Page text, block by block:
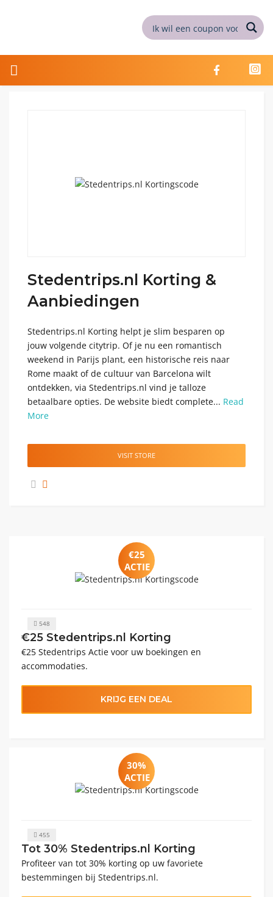
Stedentrips.nl Korting &
Aanbiedingen
Stedentrips.nl Korting helpt je slim besparen op
jouw volgende citytrip. Of je nu een romantisch
weekend in Parijs plant, een historische reis naar
Rome maakt of de cultuur van Barcelona wilt
ontdekken, via Stedentrips.nl vind je talloze
betaalbare opties. De website biedt complete... Read
More
VISIT STORE
€25
ACTIE
548
€25 Stedentrips.nl Korting
€25 Stedentrips Actie voor uw boekingen en
accommodaties.
KRIJG EEN DEAL
30%
ACTIE
455
Tot 30% Stedentrips.nl Korting
Profiteer van tot 30% korting op uw favoriete
bestemmingen bij Stedentrips.nl.